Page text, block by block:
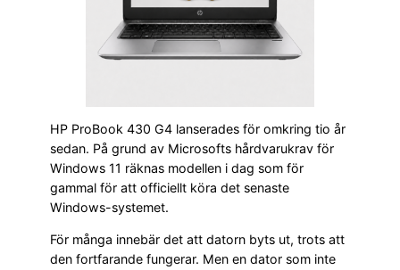
HP ProBook 430 G4 lanserades för omkring tio år
sedan. På grund av Microsofts hårdvarukrav för
Windows 11 räknas modellen i dag som för
gammal för att officiellt köra det senaste
Windows-systemet.
För många innebär det att datorn byts ut, trots att
den fortfarande fungerar. Men en dator som inte